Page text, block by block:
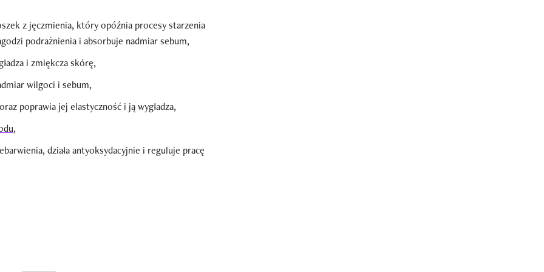
z jęczmienia, który opóźnia procesy starzenia
podrażnienia i absorbuje nadmiar sebum,
i zmiękcza skórę,
wilgoci i sebum,
poprawia jej elastyczność i ją wygładza,
,
działa antyoksydacyjnie i reguluje pracę